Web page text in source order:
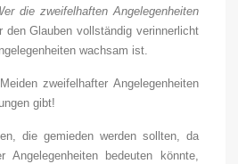
die zweifelhaften Angelegenheiten
den Glauben vollständig verinnerlicht
wachsam ist.
zweifelhafter Angelegenheiten
gibt!
die gemieden werden sollten, da
Angelegenheiten bedeuten könnte,